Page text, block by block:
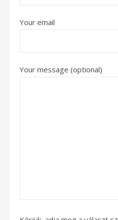
Your email
Your message (optional)